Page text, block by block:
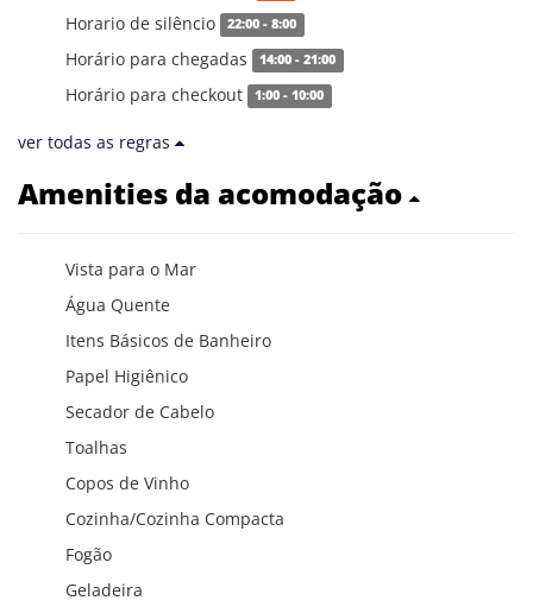
Horario de silêncio 22:00 - 8:00
Horário para chegadas 14:00 - 21:00
Horário para checkout 1:00 - 10:00
ver todas as regras
Amenities da acomodação
Vista para o Mar
Água Quente
Itens Básicos de Banheiro
Papel Higiênico
Secador de Cabelo
Toalhas
Copos de Vinho
Cozinha/Cozinha Compacta
Fogão
Geladeira